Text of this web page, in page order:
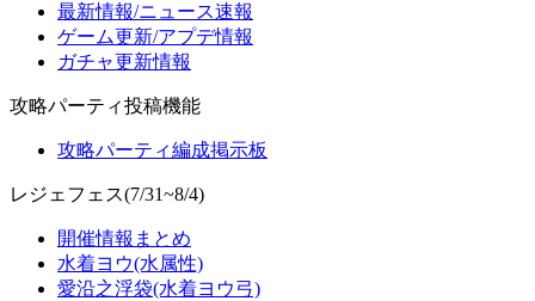
最新情報/ニュース速報
ゲーム更新/アプデ情報
ガチャ更新情報
攻略パーティ投稿機能
攻略パーティ編成掲示板
レジェフェス(7/31~8/4)
開催情報まとめ
水着ヨウ(水属性)
愛沿之浮袋(水着ヨウ弓)